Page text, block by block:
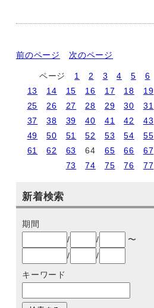
前のページ 次のページ
ページ 1 2 3 4 5 6
13
14 15 16 17 18 19
25
26 27 28 29 30 31
37
38 39 40 41 42 43
49
50 51 52 53 54 55
61
62 63 64 65 66 67
73
74 75 76 77
新着検索
期間
/
/
〜
/
/
キーワード